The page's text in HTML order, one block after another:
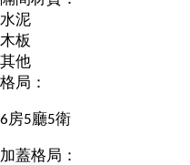
水泥
木板
其他
格局：
6房5廳5衛
加蓋格局：